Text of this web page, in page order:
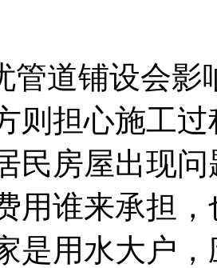
管道铺设会
则担心施工
民房屋出现
用谁来承担
是用水大户